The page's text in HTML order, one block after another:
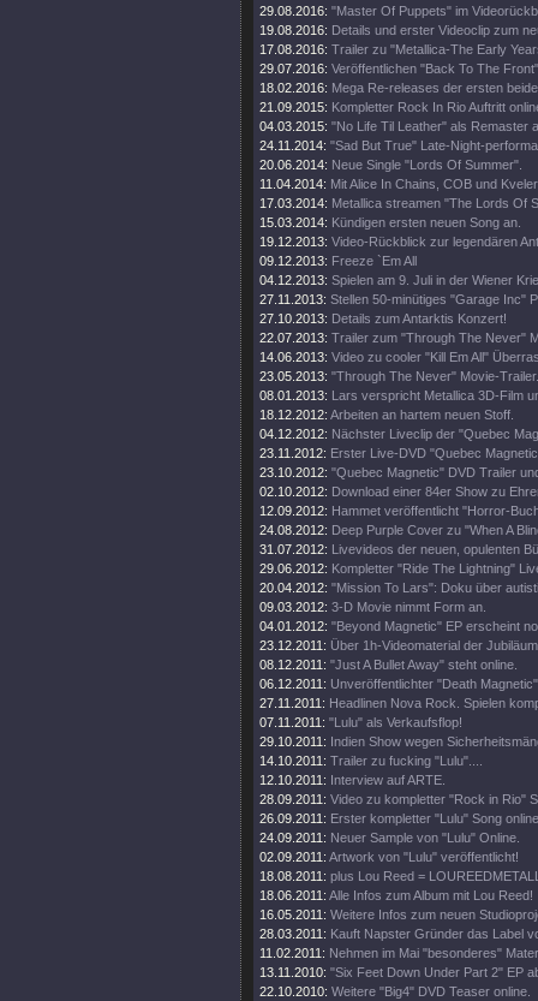
29.08.2016: "Master Of Puppets" im
19.08.2016: Details und erster Videoclip zum
17.08.2016: Trailer zu "Metallica-The Early
29.07.2016: Veröffentlichen "Back To The
18.02.2016: Mega Re-releases der ersten
21.09.2015: Kompletter Rock In Rio Auftritt
04.03.2015: "No Life Til Leather" als Remaster
24.11.2014: "Sad But True" Late-Night-
20.06.2014: Neue Single "Lords Of Summer".
11.04.2014: Mit Alice In Chains, COB und
17.03.2014: Metallica streamen "The Lords Of
15.03.2014: Kündigen ersten neuen Song an.
19.12.2013: Video-Rückblick zur legendären
09.12.2013: Freeze `Em All
04.12.2013: Spielen am 9. Juli in der Wiener
27.11.2013: Stellen 50-minütiges "Garage Inc"
27.10.2013: Details zum Antarktis Konzert!
22.07.2013: Trailer zum "Through The Never"
14.06.2013: Video zu cooler "Kill Em All"
23.05.2013: "Through The Never" Movie-Trailer.
08.01.2013: Lars verspricht Metallica 3D-Film
18.12.2012: Arbeiten an hartem neuen Stoff.
04.12.2012: Nächster Liveclip der "Quebec
23.11.2012: Erster Live-DVD "Quebec
23.10.2012: "Quebec Magnetic" DVD Trailer
02.10.2012: Download einer 84er Show zu
12.09.2012: Hammet veröffentlicht "Horror-
24.08.2012: Deep Purple Cover zu "When A
31.07.2012: Livevideos der neuen, opulenten
29.06.2012: Kompletter "Ride The Lightning"
20.04.2012: "Mission To Lars": Doku über
09.03.2012: 3-D Movie nimmt Form an.
04.01.2012: "Beyond Magnetic" EP erscheint
23.12.2011: Über 1h-Videomaterial der
08.12.2011: "Just A Bullet Away" steht online.
06.12.2011: Unveröffentlichter "Death
27.11.2011: Headlinen Nova Rock. Spielen
07.11.2011: "Lulu" als Verkaufsflop!
29.10.2011: Indien Show wegen
14.10.2011: Trailer zu fucking "Lulu"....
12.10.2011: Interview auf ARTE.
28.09.2011: Video zu kompletter "Rock in Rio"
26.09.2011: Erster kompletter "Lulu" Song
24.09.2011: Neuer Sample von "Lulu" Online.
02.09.2011: Artwork von "Lulu" veröffentlicht!
18.08.2011: plus Lou Reed =
18.06.2011: Alle Infos zum Album mit Lou Reed!
16.05.2011: Weitere Infos zum neuen
28.03.2011: Kauft Napster Gründer das Label
11.02.2011: Nehmen im Mai "besonderes"
13.11.2010: "Six Feet Down Under Part 2" EP
22.10.2010: Weitere "Big4" DVD Teaser online.